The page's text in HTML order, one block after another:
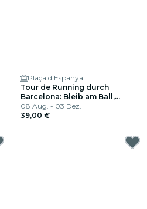
Plaça d'Espanya
Tour de Running durch
Barcelona: Bleib am Ball,
erkunde weiterhin die Stadt
08 Aug. - 03 Dez.
39,00 €